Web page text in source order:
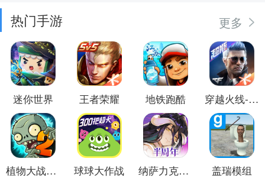
热门手游 更多
迷你世界 王者荣耀 地铁跑酷 穿越火线-枪战王者
植物大战僵尸2 球球大作战 纳萨力克之王 盖瑞模组